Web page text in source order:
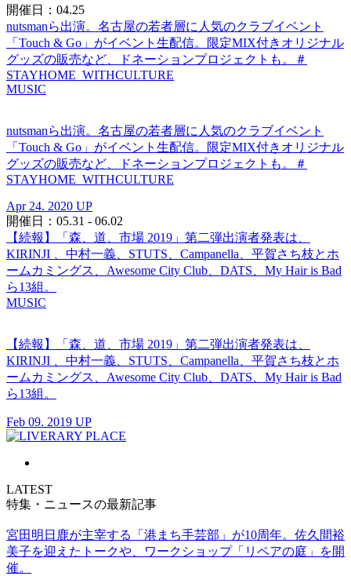
開催日：04.25
nutsmanら出演。名古屋の若者層に人気のクラブイベント
「Touch & Go」がイベント生配信。限定MIX付きオリジナル
グッズの販売など、ドネーションプロジェクトも。＃
STAYHOME_WITHCULTURE
MUSIC
nutsmanら出演。名古屋の若者層に人気のクラブイベント
「Touch & Go」がイベント生配信。限定MIX付きオリジナル
グッズの販売など、ドネーションプロジェクトも。＃
STAYHOME_WITHCULTURE
Apr 24. 2020 UP
開催日：05.31 - 06.02
【続報】「森、道、市場 2019」第二弾出演者発表は、
KIRINJI 、中村一義、STUTS、Campanella、平賀さち枝とホ
ームカミングス、Awesome City Club、DATS、My Hair is Bad
ら13組。
MUSIC
【続報】「森、道、市場 2019」第二弾出演者発表は、
KIRINJI 、中村一義、STUTS、Campanella、平賀さち枝とホ
ームカミングス、Awesome City Club、DATS、My Hair is Bad
ら13組。
Feb 09. 2019 UP
LATEST
特集・ニュースの最新記事
宮田明日鹿が主宰する「港まち手芸部」が10周年。佐久間裕
美子を迎えたトークや、ワークショップ「リペアの庭」を開
催。